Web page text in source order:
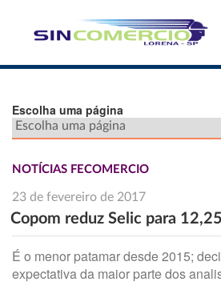
Escolha uma página
NOTÍCIAS FECOMERCIO
23 de fevereiro de 2017
Copom reduz Selic para
É o menor patamar desde 2015;
expectativa da maior parte dos